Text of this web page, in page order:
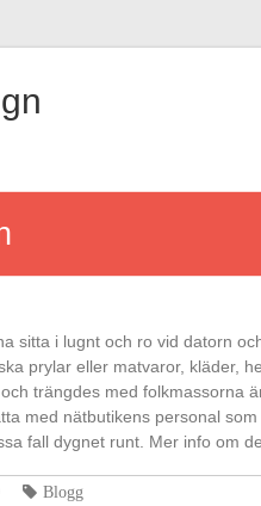
sitta i lugnt och ro vid datorn
prylar eller matvaror, kläder,
trängdes med folkmassorna
med nätbutikens personal
fall dygnet runt. Mer info om
Blogg